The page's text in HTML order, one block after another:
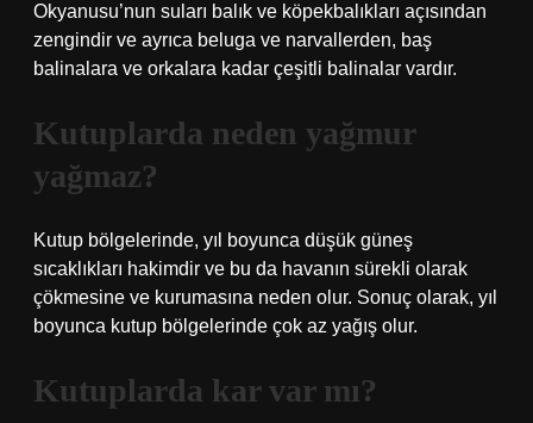
Okyanusu’nun suları balık ve köpekbalıkları açısından
zengindir ve ayrıca beluga ve narvallerden, baş
balinalara ve orkalara kadar çeşitli balinalar vardır.
Kutuplarda neden yağmur
yağmaz?
Kutup bölgelerinde, yıl boyunca düşük güneş
sıcaklıkları hakimdir ve bu da havanın sürekli olarak
çökmesine ve kurumasına neden olur. Sonuç olarak, yıl
boyunca kutup bölgelerinde çok az yağış olur.
Kutuplarda kar var mı?